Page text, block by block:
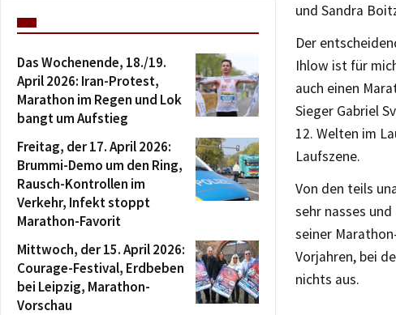
und Sandra
Der
Ihlow ist für
auch einen
Sieger Gabriel
12. Welten im
Laufszene.
Von den teils
sehr nasses
seiner
Vorjahren, bei
nichts aus.
Das Wochenende, 18./19.
April 2026: Iran-Protest,
Marathon im Regen und Lok
bangt um Aufstieg
Freitag, der 17. April 2026:
Brummi-Demo um den Ring,
Rausch-Kontrollen im
Verkehr, Infekt stoppt
Marathon-Favorit
Mittwoch, der 15. April 2026:
Courage-Festival, Erdbeben
bei Leipzig, Marathon-
Vorschau